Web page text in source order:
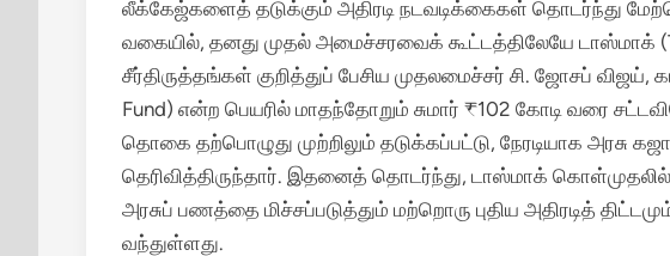
லீக்கேஜ்களைத் தடுக்கும் அதிரடி நடவடிக்கைகள் தொடர்ந்து
வகையில், தனது முதல் அமைச்சரவைக் கூட்டத்திலேயே டாஸ்மாக்
சீர்திருத்தங்கள் குறித்துப் பேசிய முதலமைச்சர் சி. ஜோசப் விஜய்,
Fund) என்ற பெயரில் மாதந்தோறும் சுமார் ₹102 கோடி வரை
தொகை தற்பொழுது முற்றிலும் தடுக்கப்பட்டு, நேரடியாக அரசு
தெரிவித்திருந்தார். இதனைத் தொடர்ந்து, டாஸ்மாக் கொள்முதலில்
அரசுப் பணத்தை மிச்சப்படுத்தும் மற்றொரு புதிய அதிரடித்
வந்துள்ளது.